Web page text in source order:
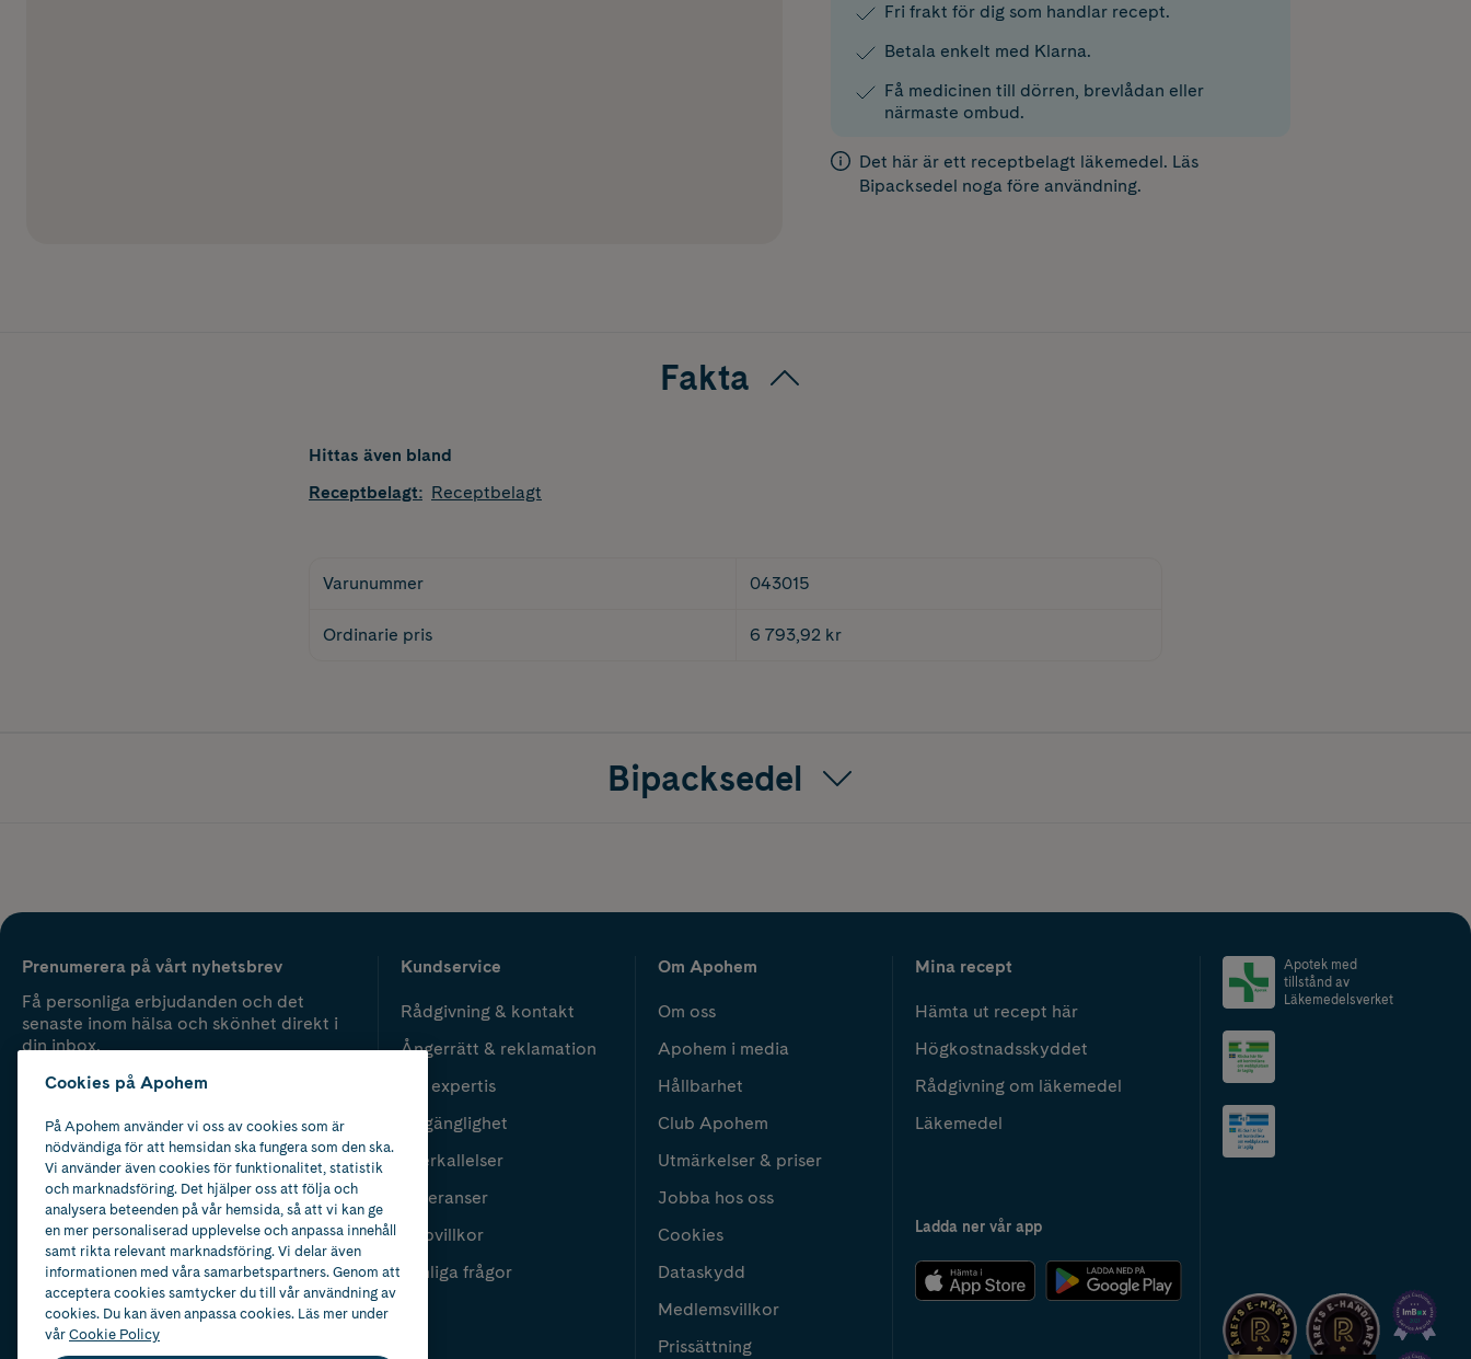
Fri frakt för dig som handlar recept.
Betala enkelt med Klarna.
Få medicinen till dörren, brevlådan eller
närmaste ombud.
Det här är ett receptbelagt läkemedel. Läs
Bipacksedel noga före användning.
Fakta
Hittas även bland
Receptbelagt: Receptbelagt
Varunummer 043015
Ordinarie pris 6 793,92 kr
Bipacksedel
Prenumerera på vårt nyhetsbrev
Få personliga erbjudanden och det
senaste inom hälsa och skönhet direkt i
din inbox.
Kundservice
Rådgivning & kontakt
Ångerrätt & reklamation
Vår expertis
Tillgänglighet
Återkallelser
Leveranser
Köpvillkor
Vanliga frågor
Om Apohem
Om oss
Apohem i media
Hållbarhet
Club Apohem
Utmärkelser & priser
Jobba hos oss
Cookies
Dataskydd
Medlemsvillkor
Prissättning
Mina recept
Hämta ut recept här
Högkostnadsskyddet
Rådgivning om läkemedel
Läkemedel
Ladda ner vår app
Apotek med
tillstånd av
Läkemedelsverket
Cookies på Apohem
På Apohem använder vi oss av cookies som är
nödvändiga för att hemsidan ska fungera som den ska.
Vi använder även cookies för funktionalitet, statistik
och marknadsföring. Det hjälper oss att följa och
analysera beteenden på vår hemsida, så att vi kan ge
en mer personaliserad upplevelse och anpassa innehåll
samt rikta relevant marknadsföring. Vi delar även
informationen med våra samarbetspartners. Genom att
acceptera cookies samtycker du till vår användning av
cookies. Du kan även anpassa cookies. Läs mer under
vårCookie Policy